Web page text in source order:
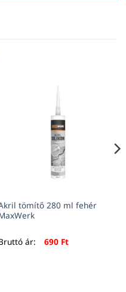
tömítő 280 ml fehér
ár: 690 Ft